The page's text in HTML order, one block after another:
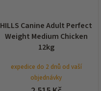
HILLS Canine Adult Perfect
Weight Medium Chicken
12kg
expedice do 2 dnů od vaší
objednávky